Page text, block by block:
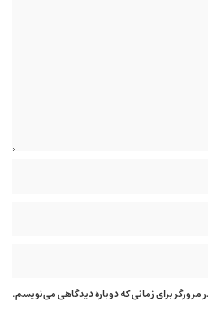
برای زمانی که دوباره دیدگاهی می‌نویسم.